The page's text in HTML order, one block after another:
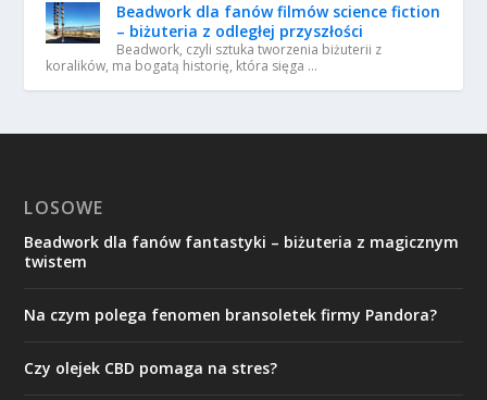
Beadwork dla fanów filmów science fiction
– biżuteria z odległej przyszłości
Beadwork, czyli sztuka tworzenia biżuterii z
koralików, ma bogatą historię, która sięga …
LOSOWE
Beadwork dla fanów fantastyki – biżuteria z magicznym
twistem
Na czym polega fenomen bransoletek firmy Pandora?
Czy olejek CBD pomaga na stres?